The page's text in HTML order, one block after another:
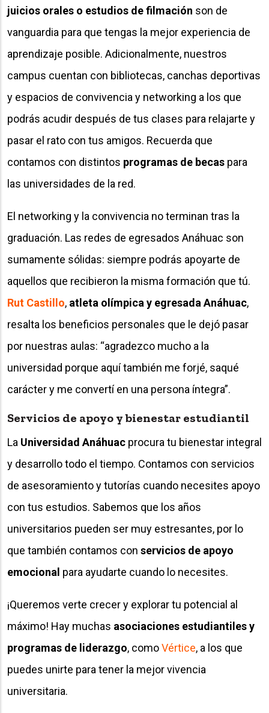
juicios orales o estudios de filmación son de
vanguardia para que tengas la mejor experiencia de
aprendizaje posible. Adicionalmente, nuestros
campus cuentan con bibliotecas, canchas deportivas
y espacios de convivencia y networking a los que
podrás acudir después de tus clases para relajarte y
pasar el rato con tus amigos. Recuerda que
contamos con distintos programas de becas para
las universidades de la red.
El networking y la convivencia no terminan tras la
graduación. Las redes de egresados Anáhuac son
sumamente sólidas: siempre podrás apoyarte de
aquellos que recibieron la misma formación que tú.
Rut Castillo, atleta olímpica y egresada Anáhuac,
resalta los beneficios personales que le dejó pasar
por nuestras aulas: “agradezco mucho a la
universidad porque aquí también me forjé, saqué
carácter y me convertí en una persona íntegra”.
Servicios de apoyo y bienestar estudiantil
La Universidad Anáhuac procura tu bienestar integral
y desarrollo todo el tiempo. Contamos con servicios
de asesoramiento y tutorías cuando necesites apoyo
con tus estudios. Sabemos que los años
universitarios pueden ser muy estresantes, por lo
que también contamos con servicios de apoyo
emocional para ayudarte cuando lo necesites.
¡Queremos verte crecer y explorar tu potencial al
máximo! Hay muchas asociaciones estudiantiles y
programas de liderazgo, comoVértice, a los que
puedes unirte para tener la mejor vivencia
universitaria.